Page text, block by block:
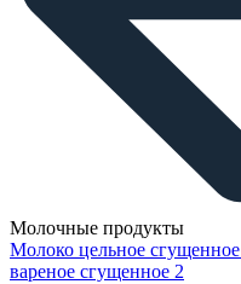
Молочные продукты
Молоко цельное сгущенное
вареное сгущенное 2